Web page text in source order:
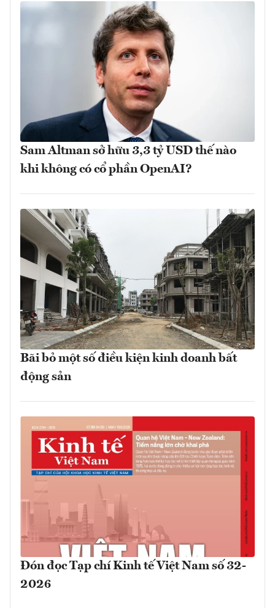
Sam Altman sở hữu 3,3 tỷ USD thế nào
khi không có cổ phần OpenAI?
Bãi bỏ một số điều kiện kinh doanh bất
động sản
Đón đọc Tạp chí Kinh tế Việt Nam số 32-
2026